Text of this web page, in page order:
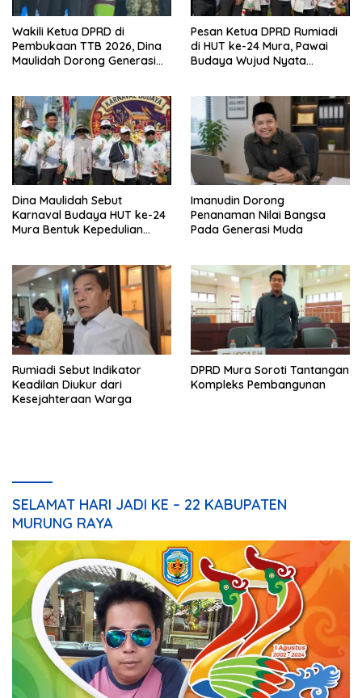
Wakili Ketua DPRD di
Pembukaan TTB 2026, Dina
Maulidah Dorong Generasi
Pesan Ketua DPRD Rumiadi
di HUT ke-24 Mura, Pawai
Budaya Wujud Nyata
Dina Maulidah Sebut
Karnaval Budaya HUT ke-24
Mura Bentuk Kepedulian
Imanudin Dorong
Penanaman Nilai Bangsa
Pada Generasi Muda
Rumiadi Sebut Indikator
Keadilan Diukur dari
Kesejahteraan Warga
DPRD Mura Soroti Tantangan
Kompleks Pembangunan
SELAMAT HARI JADI KE – 22 KABUPATEN
MURUNG RAYA